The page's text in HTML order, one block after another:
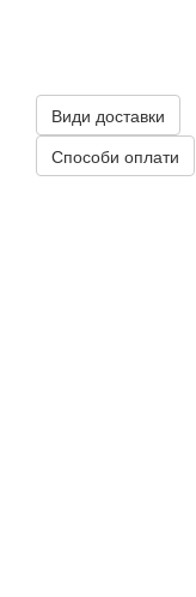
Види доставки
Способи оплати